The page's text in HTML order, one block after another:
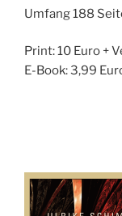
Umfang 188
Print: 10 Euro +
E-Book: 3,99